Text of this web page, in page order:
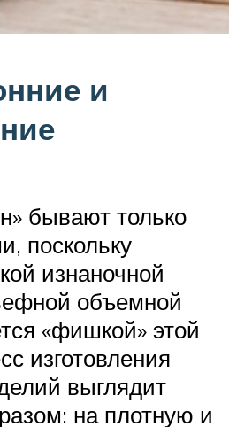
и
бывают только
поскольку
изнаночной
объемной
«фишкой» этой
изготовления
выглядит
на плотную и